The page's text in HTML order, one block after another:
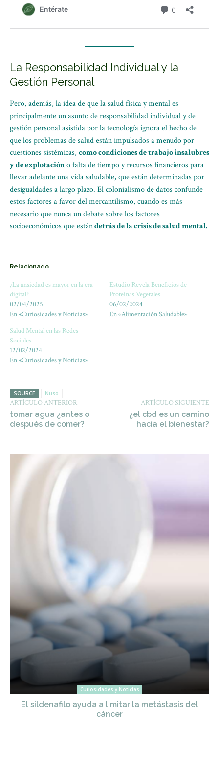
La Responsabilidad Individual y la
Gestión Personal
Pero, además, la idea de que la salud física y mental es
principalmente un asunto de responsabilidad individual y de
gestión personal asistida por la tecnología ignora el hecho de
que los problemas de salud están impulsados a menudo por
cuestiones sistémicas, como condiciones de trabajo insalubres
y de explotacióno falta de tiempo y recursos financieros para
llevar adelante una vida saludable, que están determinadas por
desigualdades a largo plazo. El colonialismo de datos confunde
estos factores a favor del mercantilismo, cuando es más
necesario que nunca un debate sobre los factores
socioeconómicos que estándetrás de la crisis de salud mental.
Relacionado
¿La ansiedad es mayor en la era
digital?
02/04/2025
En «Curiosidades y Noticias»
Estudio Revela Beneficios de
Proteínas Vegetales
06/02/2024
En «Alimentación Saludable»
Salud Mental en las Redes
Sociales
12/02/2024
En «Curiosidades y Noticias»
SOURCE Nuso
ARTÍCULO ANTERIOR
tomar agua ¿antes o
después de comer?
ARTÍCULO SIGUIENTE
¿el cbd es un camino
hacia el bienestar?
Curiosidades y Noticias
El sildenafilo ayuda a limitar la metástasis del
cáncer